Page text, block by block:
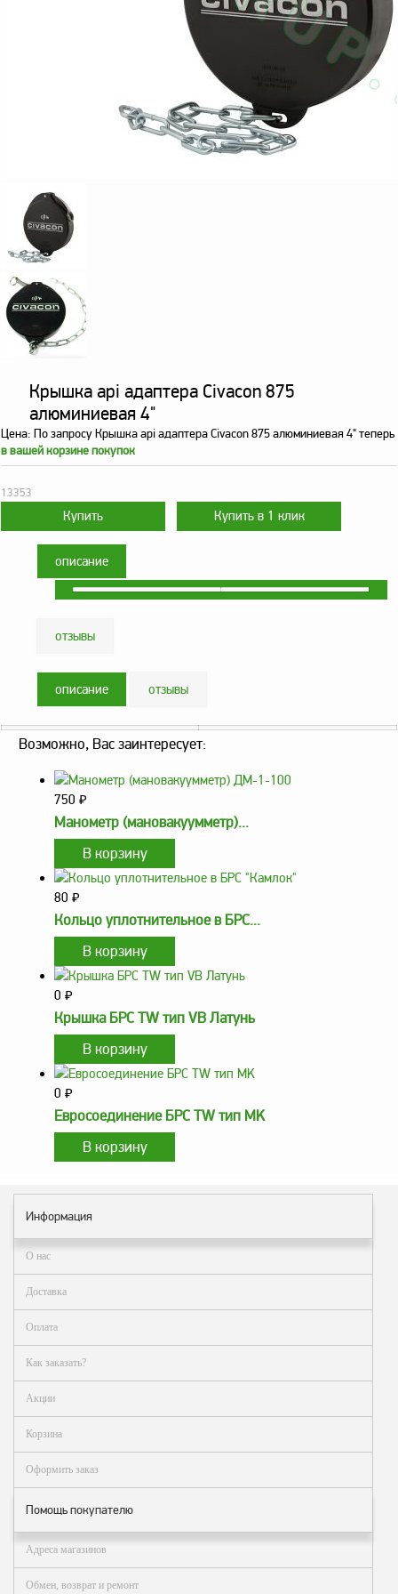
связи и оповещения
Резервуарное
оборудование
Запорная арматура
Насосы и насосные
агрегаты
Устройства слива и
налива
ФЖУ
Метрологическое
оборудование
техпластина МБС
Соединительная
арматура
Устройства
заземления
СЕНСОР
Газоаналитическое
оборудование
Эксплуатационное
оборудование
Аналоги запасных
частей из Артамида
ОБОРУДОВАНИЕ
БЕНЗОВОЗОВ И
МИНИ АЗС
ОБОРУДОВАНИЕ
АГЗС, ГНС
компании
Новости
Контакты
Распродажа
сделать
заказ?
Оплата
Доставка
самовывоз
Гарантия
возврат
Вакансии
Крышка api адаптера Civacon 875
алюминиевая 4"
Цена: По запросуКрышка api адаптера Civacon 875 алюминиевая 4" теперь
в вашей корзине покупок
13353
описание
отзывы
описание отзывы
Возможно, Вас заинтересует:
750 ₽
Манометр (мановакуумметр)...
80 ₽
Кольцо уплотнительное в БРС...
0 ₽
Крышка БРС TW тип VB Латунь
0 ₽
Евросоединение БРС TW тип MK
Информация
О нас
Доставка
Оплата
Как заказать?
Акции
Корзина
Оформить заказ
Помощь покупателю
Адреса магазинов
Обмен, возврат и ремонт